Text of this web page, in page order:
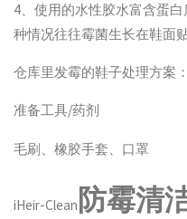
4、使用的水性胶水富含蛋
种情况往往霉菌生长在鞋面
仓库里发霉的鞋子处理方案：
准备工具/药剂
毛刷、橡胶手套、口罩
iHeir-Clean 防霉清